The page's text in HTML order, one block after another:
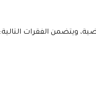
ويتضمن الفقرات التالية: